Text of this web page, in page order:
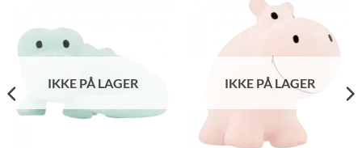
IKKE PÅ LAGER IKKE PÅ LAGER